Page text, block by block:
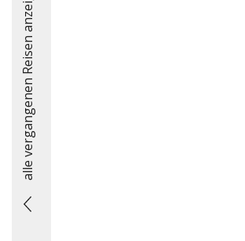
alle vergangenen Reisen anzeigen